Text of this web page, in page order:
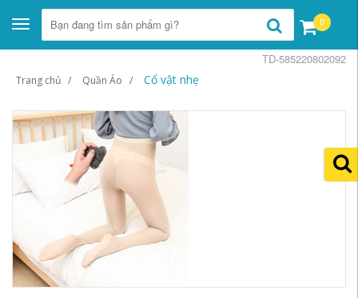
Toggle
navigation
0
Trang chủ Quần Áo Cổ vật nhẹ
TD-585220802092